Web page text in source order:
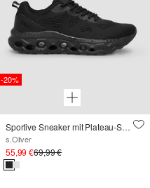
-20%
Sportive Sneaker mit Plateau-Sohle
s.Oliver
55,99 €69,99 €